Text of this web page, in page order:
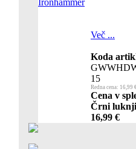
Več ...
Koda
15
Redna cena: 16,99
Cena v
Črni
16,99 €